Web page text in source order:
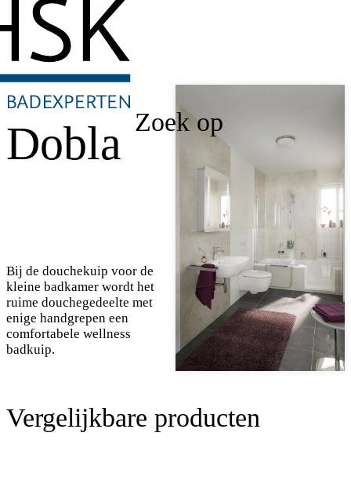
Zoek op
Dobla
Bij de douchekuip voor de
kleine badkamer wordt het
ruime douchegedeelte met
enige handgrepen een
comfortabele wellness
badkuip.
Vergelijkbare producten